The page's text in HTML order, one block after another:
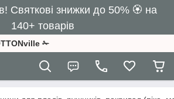
Святкові знижки до 50% 🏵️ на
140+ товарів
✁